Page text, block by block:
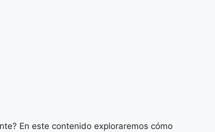
En este contenido exploraremos cómo